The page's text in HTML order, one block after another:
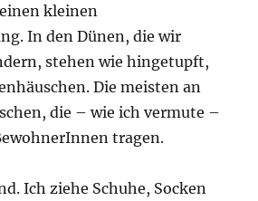
kleinen
In den Dünen, die wir
stehen wie hingetupft,
Die meisten an
die – wie ich vermute –
tragen.
Ich ziehe Schuhe, Socken